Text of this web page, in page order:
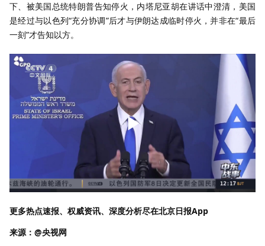
下、被美国总统特朗普告知停火，内塔尼亚胡在讲话中澄清，美国
是经过与以色列“充分协调”后才与伊朗达成临时停火，并非在“最后
一刻”才告知以方。
更多热点速报、权威资讯、深度分析尽在北京日报App
来源：@央视网